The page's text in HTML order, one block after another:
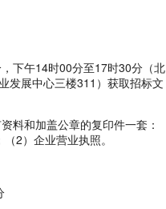
下午14时00分至17时30分（北
发展中心三楼311）获取招标文
料和加盖公章的复印件一套：
2）企业营业执照。